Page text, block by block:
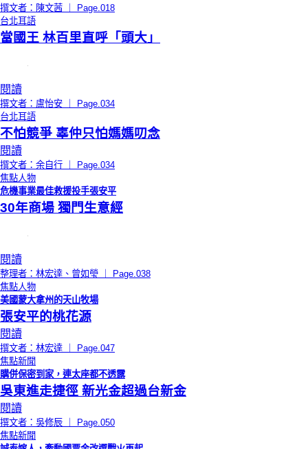
撰文者：陳文茜 ｜ Page.018
台北耳語
當國王 林百里直呼「頭大」
閱讀
撰文者：盧怡安 ｜ Page.034
台北耳語
不怕競爭 辜仲只怕媽媽叨念
閱讀
撰文者：余自行 ｜ Page.034
焦點人物
危機事業最佳救援投手張安平
30年商場 獨門生意經
閱讀
整理者：林宏達、曾如瑩 ｜ Page.038
焦點人物
美國蒙大拿州的天山牧場
張安平的桃花源
閱讀
撰文者：林宏達 ｜ Page.047
焦點新聞
購併保密到家，連太座都不透露
吳東進走捷徑 新光金超過台新金
閱讀
撰文者：吳修辰 ｜ Page.050
焦點新聞